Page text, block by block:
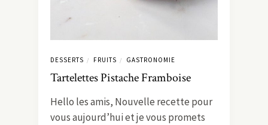
DESSERTS / FRUITS / GASTRONOMIE
Tartelettes Pistache Framboise
Hello les amis, Nouvelle recette pour
vous aujourd’hui et je vous promets